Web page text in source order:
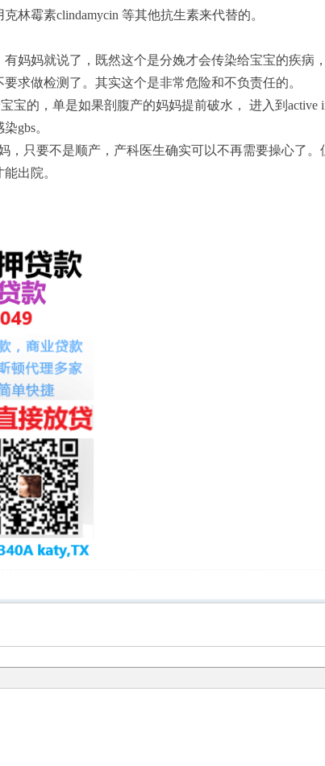
林霉素clindamycin 等其他抗生素来代替的。
妈妈就说了，既然这个是分娩才会传染给宝宝的疾
求做检测了。其实这个是非常危险和不负责任的。
宝的，单是如果剖腹产的妈妈提前破水， 进入到
gbs。
，只要不是顺产，产科医生确实可以不再需要操心了
出院。